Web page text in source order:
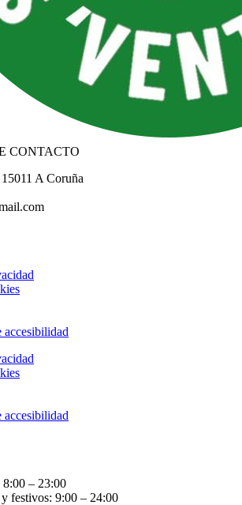
CONTACTO
A Coruña
accesibilidad
accesibilidad
8:00 – 23:00
festivos: 9:00 – 24:00